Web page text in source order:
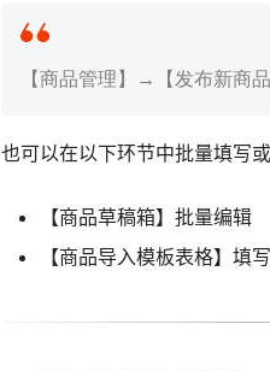
【商品管理】→【发布新商
也可以在以下环节中批量填写或
【商品草稿箱】批量编辑
【商品导入模板表格】填